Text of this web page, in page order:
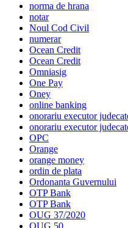
norma de hrana
notar
Noul Cod Civil
numerar
Ocean Credit
Ocean Credit
Omniasig
One Pay
Oney
online banking
onorariu executor
onorariu executor
OPC
Orange
orange money
ordin de plata
Ordonanta Guvernului
OTP Bank
OTP Bank
OUG 37/2020